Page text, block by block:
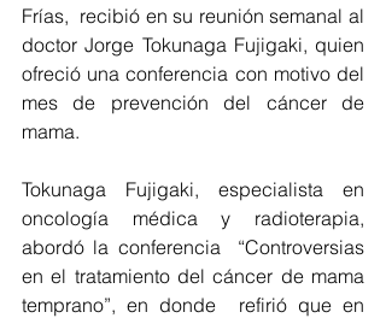
Frías,  recibió en su reunión semanal al
doctor Jorge Tokunaga Fujigaki, quien
ofreció una conferencia con motivo del
mes de prevención del cáncer de
mama.
Tokunaga Fujigaki, especialista en
oncología médica y radioterapia,
abordó la conferencia  “Controversias
en el tratamiento del cáncer de mama
temprano”, en donde  refirió que en